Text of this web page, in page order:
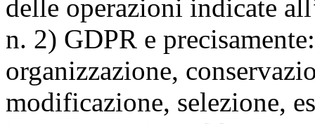
delle operazioni indicate
n. 2) GDPR e
organizzazione,
modificazione, selezione,